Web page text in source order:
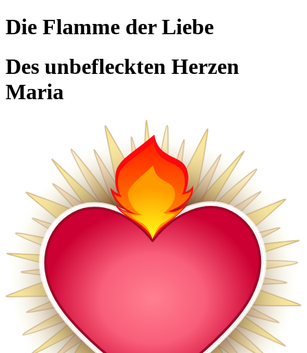
Die Flamme der Liebe
Des unbefleckten Herzen
Maria